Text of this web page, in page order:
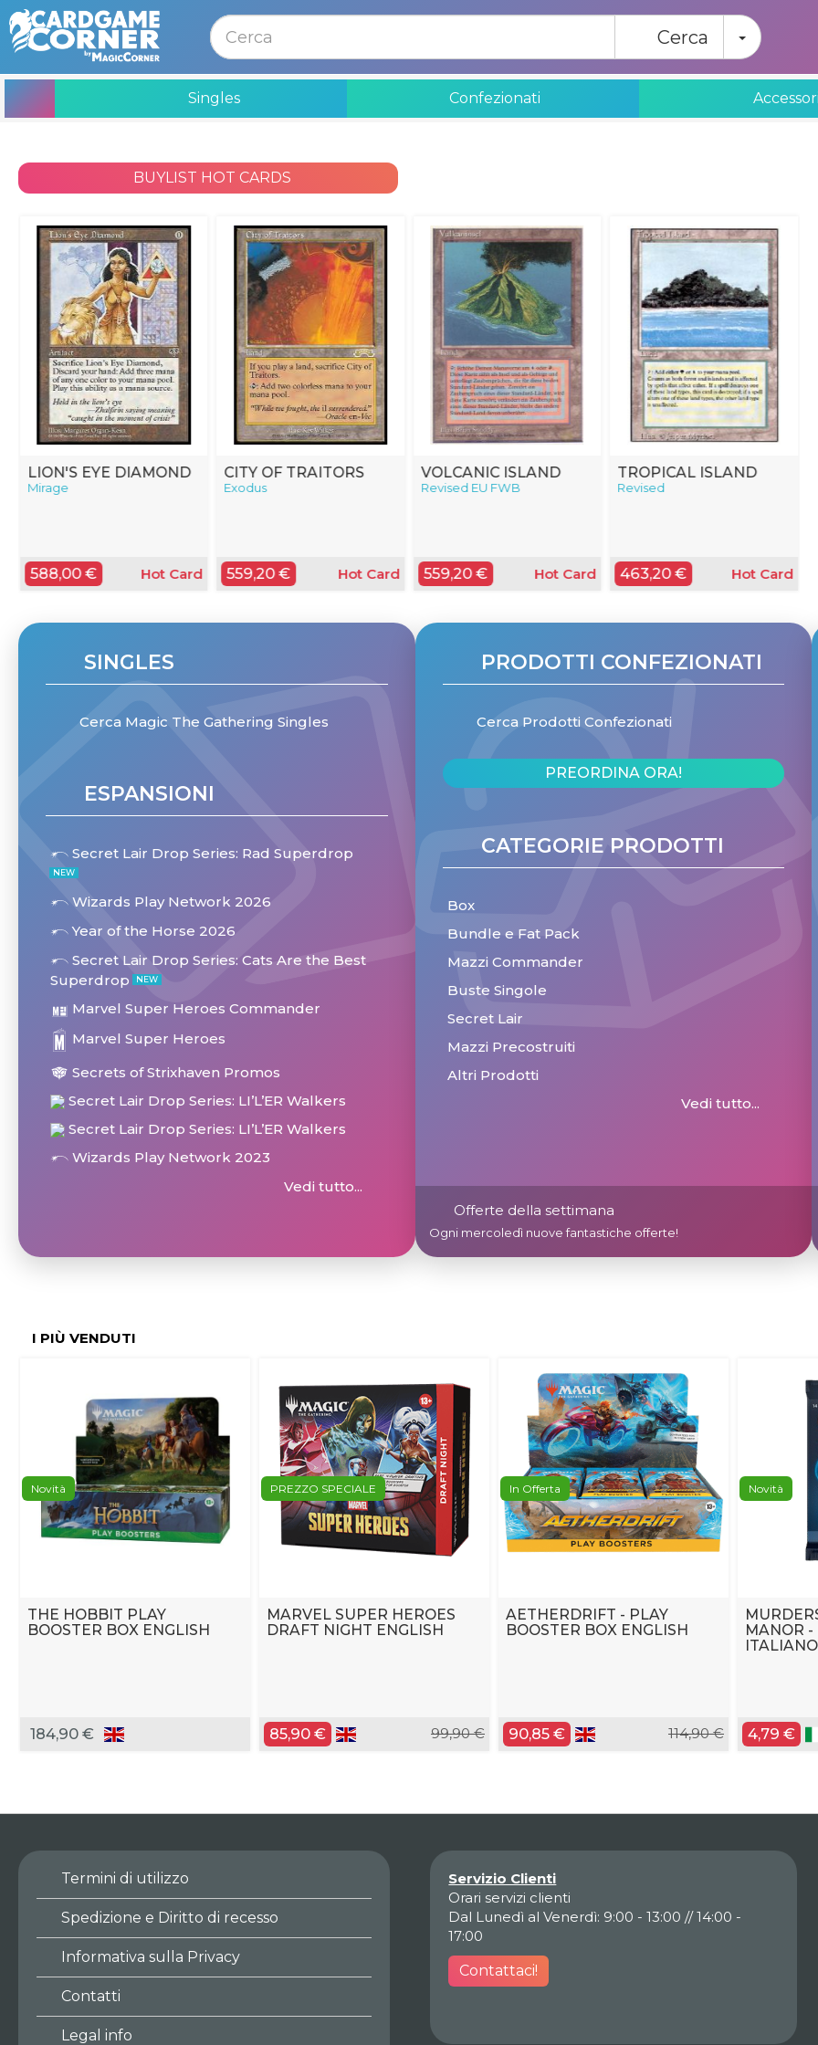
MENU Cerca Toggle
Singles Confezionati Accessori
BUYLIST HOT CARDS
LION'S EYE DIAMOND
Mirage
588,00 € Hot Card
CITY OF TRAITORS
Exodus
559,20 € Hot Card
VOLCANIC ISLAND
Revised EU FWB
559,20 € Hot Card
TROPICAL ISLAND
Revised
463,20 € Hot Card
SINGLES
Cerca Magic The Gathering Singles
ESPANSIONI
Secret Lair Drop Series: Rad Superdrop
NEW
Wizards Play Network 2026
Year of the Horse 2026
Secret Lair Drop Series: Cats Are the Best
Superdrop NEW
Marvel Super Heroes Commander
Marvel Super Heroes
Secrets of Strixhaven Promos
Secret Lair Drop Series: LI’L’ER Walkers
Secret Lair Drop Series: LI’L’ER Walkers
Wizards Play Network 2023
Vedi tutto...
PRODOTTI CONFEZIONATI
Cerca Prodotti Confezionati
PREORDINA ORA!
CATEGORIE PRODOTTI
Box
Bundle e Fat Pack
Mazzi Commander
Buste Singole
Secret Lair
Mazzi Precostruiti
Altri Prodotti
Vedi tutto...
Offerte della settimana
Ogni mercoledì nuove fantastiche offerte!
I PIÙ VENDUTI
Novità
THE HOBBIT PLAY
BOOSTER BOX ENGLISH
184,90 €
PREZZO SPECIALE
MARVEL SUPER HEROES
DRAFT NIGHT ENGLISH
85,90 € 99,90 €
In Offerta
AETHERDRIFT - PLAY
BOOSTER BOX ENGLISH
90,85 € 114,90 €
Novità
MANOR -
ITALIANO
4,79 €
Termini di utilizzo
Spedizione e Diritto di recesso
Informativa sulla Privacy
Contatti
Legal info
Servizio Clienti
Orari servizi clienti
Dal Lunedì al Venerdì: 9:00 - 13:00 // 14:00 -
17:00
Contattaci!